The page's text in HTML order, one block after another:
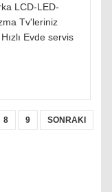
LCD-LED-
Tv'leriniz
Evde servis
8 9
SONRAKI